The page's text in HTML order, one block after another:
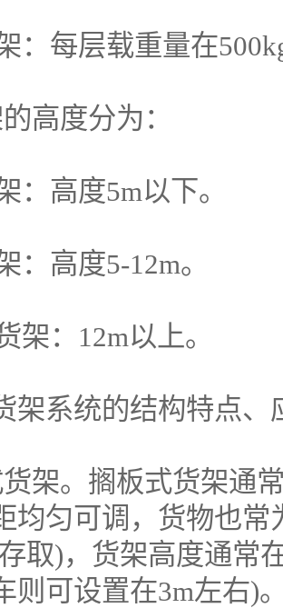
：每层载重量在
高度分为：
：高度5m以下。
：高度5-12m。
架：12m以上。
架系统的结构特点、
架。搁板式货架通
均匀可调，货物也
取)，货架高度通常
则可设置在3m左右)